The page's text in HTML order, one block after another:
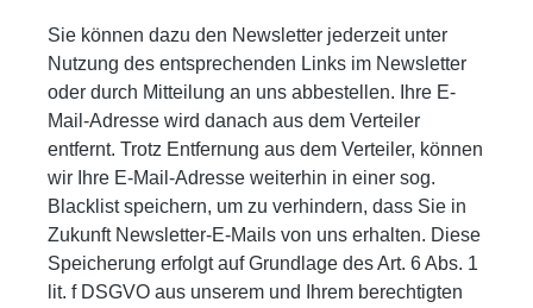
Sie können dazu den Newsletter jederzeit unter
Nutzung des entsprechenden Links im Newsletter
oder durch Mitteilung an uns abbestellen. Ihre E-
Mail-Adresse wird danach aus dem Verteiler
entfernt. Trotz Entfernung aus dem Verteiler, können
wir Ihre E-Mail-Adresse weiterhin in einer sog.
Blacklist speichern, um zu verhindern, dass Sie in
Zukunft Newsletter-E-Mails von uns erhalten. Diese
Speicherung erfolgt auf Grundlage des Art. 6 Abs. 1
lit. f DSGVO aus unserem und Ihrem berechtigten